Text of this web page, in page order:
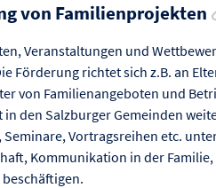
von Familienprojekten
Veranstaltungen und
Förderung richtet sich z.B. an
von Familienangeboten und
den Salzburger Gemeinden
Vortragsreihen etc.
Kommunikation in der